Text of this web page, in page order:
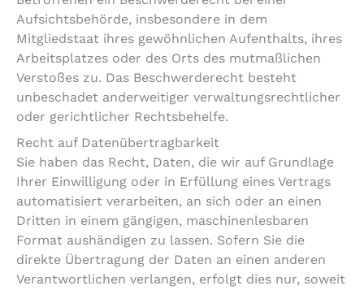
Aufsichtsbehörde, insbesondere in dem
Mitgliedstaat ihres gewöhnlichen Aufenthalts, ihres
Arbeitsplatzes oder des Orts des mutmaßlichen
Verstoßes zu. Das Beschwerderecht besteht
unbeschadet anderweitiger verwaltungsrechtlicher
oder gerichtlicher Rechtsbehelfe.
Recht auf Daten­übertrag­barkeit
Sie haben das Recht, Daten, die wir auf Grundlage
Ihrer Einwilligung oder in Erfüllung eines Vertrags
automatisiert verarbeiten, an sich oder an einen
Dritten in einem gängigen, maschinenlesbaren
Format aushändigen zu lassen. Sofern Sie die
direkte Übertragung der Daten an einen anderen
Verantwortlichen verlangen, erfolgt dies nur, soweit